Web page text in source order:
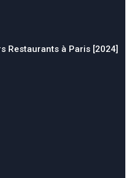
Restaurants à Paris [2024]